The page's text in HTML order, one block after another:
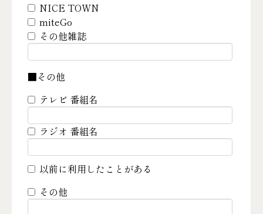
NICE TOWN
miteGo
その他雑誌
■その他
テレビ 番組名
ラジオ 番組名
以前に利用したことがある
その他